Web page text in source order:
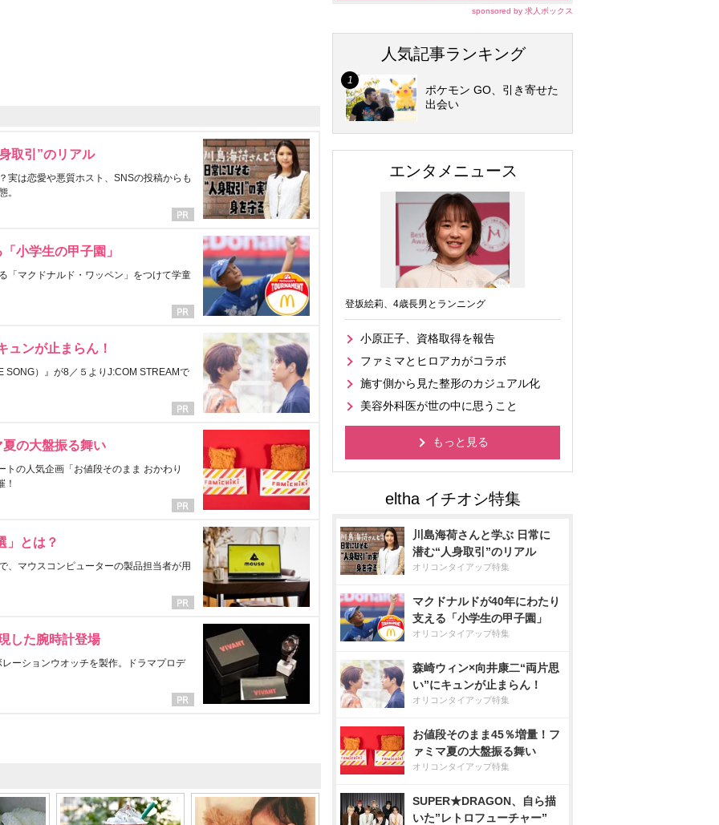
取引”のリアル
実は恋愛や悪質ホスト、SNSの投稿からも
。
小学生の甲子園」
「マクドナルド・ワッペン」をつけて学童
ュンが止まらん！
SONG）』が8／５よりJ:COM STREAMで
の大盤振る舞い
の人気企画「お値段そのまま おかわり
！
」とは？
、マウスコンピューターの製品担当者が用
した腕時計登場
ーションウオッチを製作。ドラマプロデ
sponsored by 求人ボックス
人気記事ランキング
ポケモン GO、引き寄せた
出会い
エンタメニュース
登坂絵莉、4歳長男とランニング
小原正子、資格取得を報告
ファミマとヒロアカがコラボ
施す側から見た整形のカジュアル化
美容外科医が世の中に思うこと
もっと見る
川島海荷さんと学ぶ 日常に
潜む“人身取引”のリアル
オリコンタイアップ特集
マクドナルドが40年にわたり
支える「小学生の甲子園」
オリコンタイアップ特集
森崎ウィン×向井康二“両片思
い”にキュンが止まらん！
オリコンタイアップ特集
お値段そのまま45％増量！フ
ァミマ夏の大盤振る舞い
オリコンタイアップ特集
SUPER★DRAGON、自ら描
いた”レトロフューチャー”